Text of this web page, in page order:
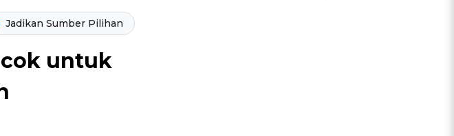
Jadikan Sumber Pilihan
untuk